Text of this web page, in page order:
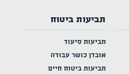
תביעות ביטוח
תביעות סיעוד
אובדן כושר עבודה
תביעות ביטוח חיים